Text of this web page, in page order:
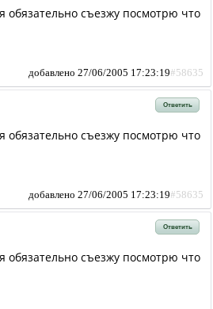
обязательно съезжу посмотрю что
добавлено 27/06/2005 17:23:19#58635
Ответить
обязательно съезжу посмотрю что
добавлено 27/06/2005 17:23:19#58635
Ответить
обязательно съезжу посмотрю что